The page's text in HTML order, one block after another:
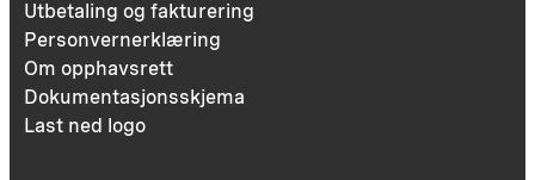
Utbetaling og fakturering
Personvernerklæring
Om opphavsrett
Dokumentasjonsskjema
Last ned logo